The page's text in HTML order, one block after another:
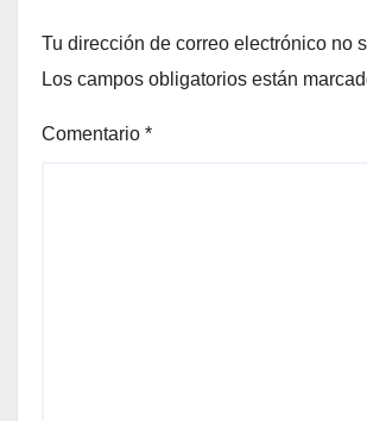
Tu dirección de correo electrónico no
Los campos obligatorios están
Comentario *